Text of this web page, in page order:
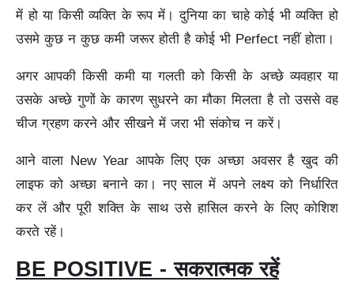
में हो या किसी व्यक्ति के रूप में। दुनिया का चाहे कोई भी व्यक्ति हो
उसमे कुछ न कुछ कमी जरूर होती है कोई भी Perfect नहीं होता।
अगर आपकी किसी कमी या गलती को किसी के अच्छे व्यवहार या
उसके अच्छे गुणों के कारण सुधरने का मौका मिलता है तो उससे वह
चीज ग्रहण करने और सीखने में जरा भी संकोच न करें।
आने वाला New Year आपके लिए एक अच्छा अवसर है खुद की
लाइफ को अच्छा बनाने का। नए साल में अपने लक्ष्य को निर्धारित
कर लें और पूरी शक्ति के साथ उसे हासिल करने के लिए कोशिश
करते रहें।
BE POSITIVE - सकरात्मक रहें